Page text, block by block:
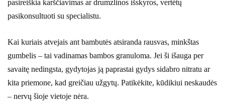
pasireiškia karščiavimas ar drumzlinos išskyros, vertėtų
pasikonsultuoti su specialistu.
Kai kuriais atvejais ant bambutės atsiranda rausvas, minkštas
gumbelis – tai vadinamas bambos granuloma. Jei ši išauga per
savaitę nedingsta, gydytojas ją paprastai gydys sidabro nitratu ar
kita priemone, kad greičiau užgytų. Patikėkite, kūdikiui neskaudės
– nervų šioje vietoje nėra.